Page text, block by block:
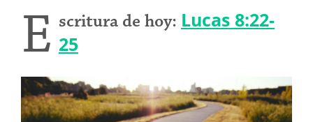
E scritura de hoy: Lucas 8:22-
25